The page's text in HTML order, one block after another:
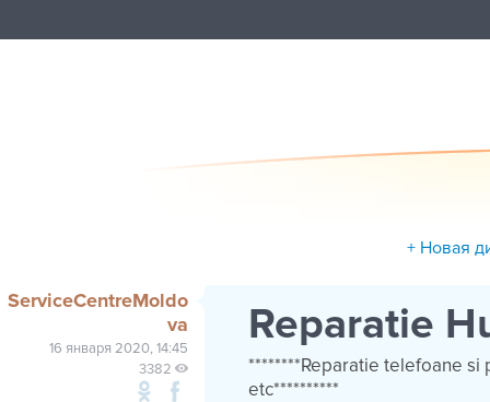
+ Новая
ServiceCentreMoldo
va
16 января 2020, 14:45
3382
Reparatie
********Reparatie telefoane si
etc**********